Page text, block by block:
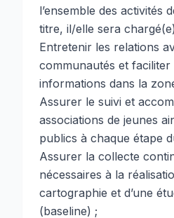
l’ensemble des activités
titre, il/elle sera
Entretenir les relations
communautés et faciliter
informations dans la
Assurer le suivi et
associations de jeunes
publics à chaque étape
Assurer la collecte
nécessaires à la
cartographie et d’une
(baseline) ;